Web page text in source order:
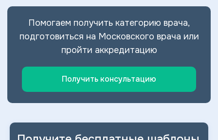
Помогаем получить категорию врача,
подготовиться на Московского врача или
пройти аккредитацию
Получить консультацию